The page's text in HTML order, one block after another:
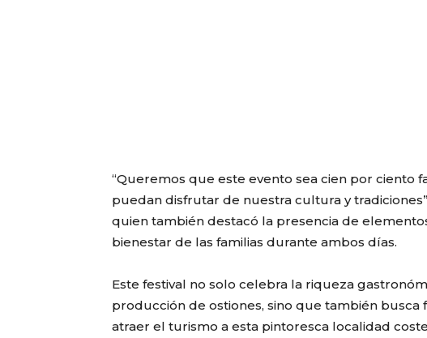
“Queremos que este evento sea cien por ciento
puedan disfrutar de nuestra cultura y
quien también destacó la presencia de
bienestar de las familias durante ambos días.
Este festival no solo celebra la riqueza
producción de ostiones, sino que también
atraer el turismo a esta pintoresca localidad